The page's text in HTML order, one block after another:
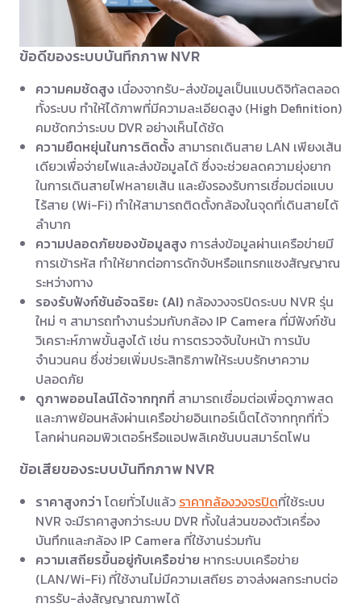
ข้อดีของระบบบันทึกภาพ NVR
ความคมชัดสูง เนื่องจากรับ-ส่งข้อมูลเป็นแบบดิจิทัลตลอด
ทั้งระบบ ทำให้ได้ภาพที่มีความละเอียดสูง (High Definition)
คมชัดกว่าระบบ DVR อย่างเห็นได้ชัด
ความยืดหยุ่นในการติดตั้ง สามารถเดินสาย LAN เพียงเส้น
เดียวเพื่อจ่ายไฟและส่งข้อมูลได้ ซึ่งจะช่วยลดความยุ่งยาก
ในการเดินสายไฟหลายเส้น และยังรองรับการเชื่อมต่อแบบ
ไร้สาย (Wi-Fi) ทำให้สามารถติดตั้งกล้องในจุดที่เดินสายได้
ลำบาก
ความปลอดภัยของข้อมูลสูง การส่งข้อมูลผ่านเครือข่ายมี
การเข้ารหัส ทำให้ยากต่อการดักจับหรือแทรกแซงสัญญาณ
ระหว่างทาง
รองรับฟังก์ชันอัจฉริยะ (AI) กล้องวงจรปิดระบบ NVR รุ่น
ใหม่ ๆ สามารถทำงานร่วมกับกล้อง IP Camera ที่มีฟังก์ชัน
วิเคราะห์ภาพขั้นสูงได้ เช่น การตรวจจับใบหน้า การนับ
จำนวนคน ซึ่งช่วยเพิ่มประสิทธิภาพให้ระบบรักษาความ
ปลอดภัย
ดูภาพออนไลน์ได้จากทุกที่ สามารถเชื่อมต่อเพื่อดูภาพสด
และภาพย้อนหลังผ่านเครือข่ายอินเทอร์เน็ตได้จากทุกที่ทั่ว
โลกผ่านคอมพิวเตอร์หรือแอปพลิเคชันบนสมาร์ตโฟน
ข้อเสียของระบบบันทึกภาพ NVR
ราคาสูงกว่า โดยทั่วไปแล้ว ราคากล้องวงจรปิดที่ใช้ระบบ
NVR จะมีราคาสูงกว่าระบบ DVR ทั้งในส่วนของตัวเครื่อง
บันทึกและกล้อง IP Camera ที่ใช้งานร่วมกัน
ความเสถียรขึ้นอยู่กับเครือข่าย หากระบบเครือข่าย
(LAN/Wi-Fi) ที่ใช้งานไม่มีความเสถียร อาจส่งผลกระทบต่อ
การรับ-ส่งสัญญาณภาพได้